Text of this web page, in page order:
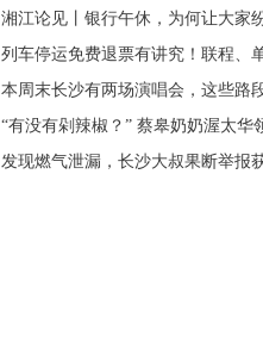
湘江论见丨银行午休，为何让大家
防”
列车停运免费退票有讲究！联程、
操作方式大不同
本周末长沙有两场演唱会，这些路
管制
“有没有剁辣椒？” 蔡皋奶奶渥太华
叨“想吃辣椒”
发现燃气泄漏，长沙大叔果断举报